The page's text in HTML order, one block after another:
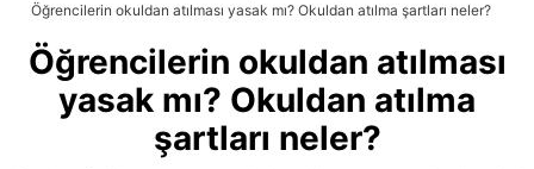
Öğrencilerin okuldan atılması yasak mı? Okuldan atılma şartları neler?
Öğrencilerin okuldan atılması
yasak mı? Okuldan atılma
şartları neler?